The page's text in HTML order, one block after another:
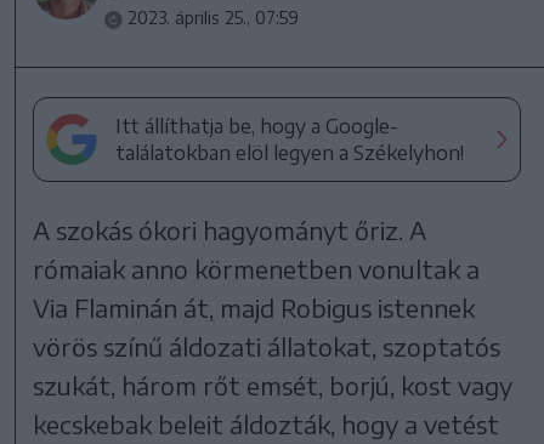
2023. április 25., 07:59
Itt állíthatja be, hogy a Google-
találatokban elöl legyen a Székelyhon!
A szokás ókori hagyományt őriz. A
rómaiak anno körmenetben vonultak a
Via Flaminán át, majd Robigus istennek
vörös színű áldozati állatokat, szoptatós
szukát, három rőt emsét, borjú, kost vagy
kecskebak beleit áldozták, hogy a vetést